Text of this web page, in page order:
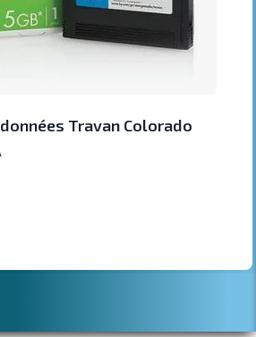
Travan Colorado